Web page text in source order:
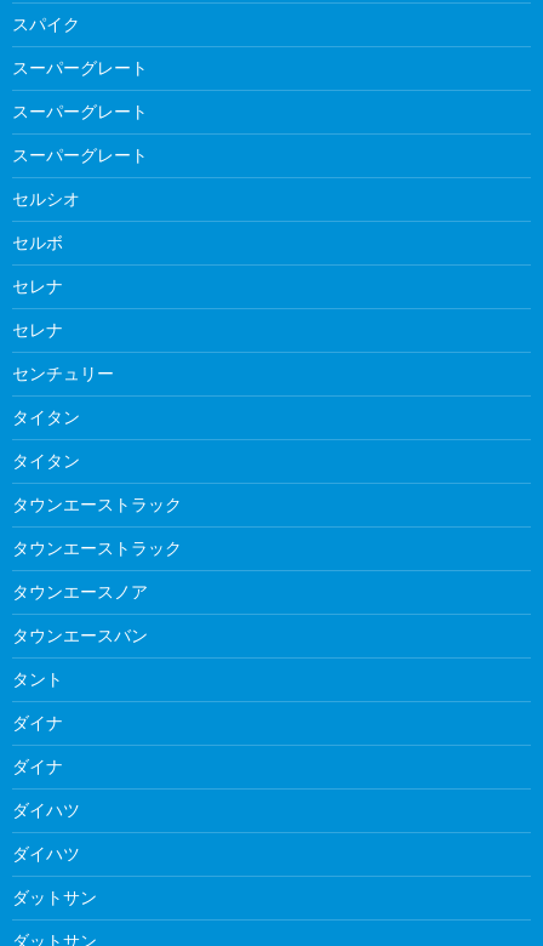
スパイク
スーパーグレート
スーパーグレート
スーパーグレート
セルシオ
セルボ
セレナ
セレナ
センチュリー
タイタン
タイタン
タウンエーストラック
タウンエーストラック
タウンエースノア
タウンエースバン
タント
ダイナ
ダイナ
ダイハツ
ダイハツ
ダットサン
ダットサン